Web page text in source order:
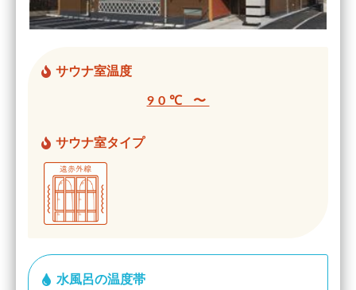
サウナ室温度
90℃ 〜
サウナ室タイプ
水風呂の温度帯